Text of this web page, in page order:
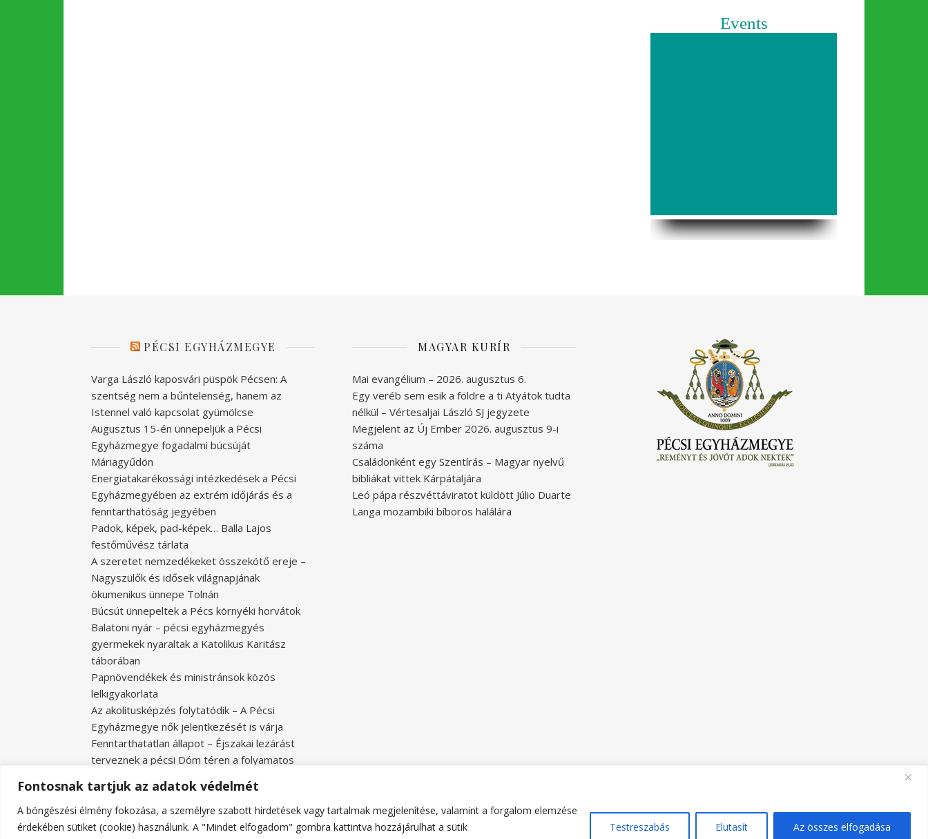
Fontosnak tartjuk az adatok védelmét
A böngészési élmény fokozása, a személyre szabott hirdetések vagy tartalmak megjelenítése, valamint a forgalom elemzése
érdekében sütiket (cookie) használunk. A "Mindet elfogadom" gombra kattintva hozzájárulhat a sütik
Testreszabás Elutasít Az összes elfogadása
Events
PÉCSI EGYHÁZMEGYE
Varga László kaposvári püspök Pécsen: A
szentség nem a bűntelenség, hanem az
Istennel való kapcsolat gyümölcse
Augusztus 15-én ünnepeljük a Pécsi
Egyházmegye fogadalmi búcsúját
Máriagyűdön
Energiatakarékossági intézkedések a Pécsi
Egyházmegyében az extrém időjárás és a
fenntarthatóság jegyében
Padok, képek, pad-képek… Balla Lajos
festőművész tárlata
A szeretet nemzedékeket összekötő ereje –
Nagyszülők és idősek világnapjának
ökumenikus ünnepe Tolnán
Búcsút ünnepeltek a Pécs környéki horvátok
Balatoni nyár – pécsi egyházmegyés
gyermekek nyaraltak a Katolikus Karitász
táborában
Papnövendékek és ministránsok közös
lelkigyakorlata
Az akolitusképzés folytatódik – A Pécsi
Egyházmegye nők jelentkezését is várja
Fenntarthatatlan állapot – Éjszakai lezárást
terveznek a pécsi Dóm téren a folyamatos
MAGYAR KURÍR
Mai evangélium – 2026. augusztus 6.
Egy veréb sem esik a földre a ti Atyátok tudta
nélkül – Vértesaljai László SJ jegyzete
Megjelent az Új Ember 2026. augusztus 9-i
száma
Családonként egy Szentírás – Magyar nyelvű
bibliákat vittek Kárpátaljára
Leó pápa részvéttáviratot küldött Júlio Duarte
Langa mozambiki bíboros halálára